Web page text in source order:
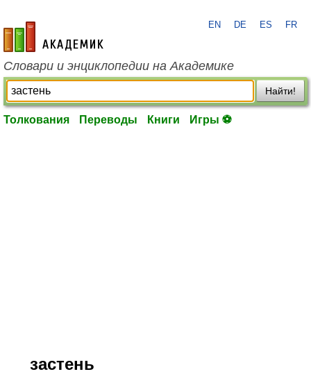
academic.ru
EN DE ES FR
Словари и энциклопедии на Академике
Найти!
Толкования Переводы Книги Игры ⚽
застень